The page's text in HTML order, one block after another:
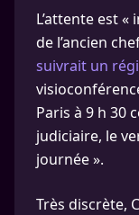
L’attente est
de l’ancien
suivrait un
Paris à 9 h 30
judiciaire, le
journée ».
Très discrète,